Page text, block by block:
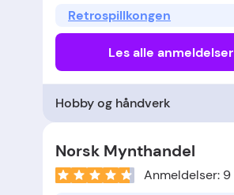
Retrospillkongen
Les alle anmeldelser
Hobby og håndverk
Norsk Mynthandel
Anmeldelser: 9